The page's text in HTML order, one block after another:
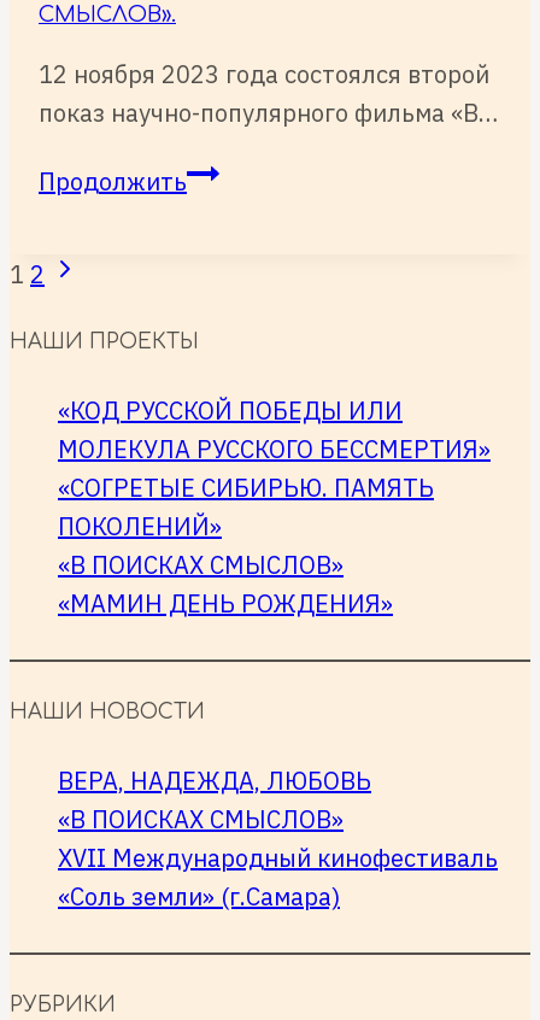
СМЫСЛОВ».
12 ноября 2023 года состоялся второй
показ научно-популярного фильма «В…
Продолжить12
состоялся
показ
научно-
популярного
фильма
«В
поисках
НАВИГАЦИЯ
СТРАНИЦАМ
1 2 Следующая
НАШИ ПРОЕКТЫ
«КОД РУССКОЙ ПОБЕДЫ ИЛИ
МОЛЕКУЛА РУССКОГО БЕССМЕРТИЯ»
«СОГРЕТЫЕ СИБИРЬЮ. ПАМЯТЬ
ПОКОЛЕНИЙ»
«В ПОИСКАХ СМЫСЛОВ»
«МАМИН ДЕНЬ РОЖДЕНИЯ»
НАШИ НОВОСТИ
ВЕРА, НАДЕЖДА, ЛЮБОВЬ
«В ПОИСКАХ СМЫСЛОВ»
XVII Международный кинофестиваль
«Соль земли» (г.Самара)
РУБРИКИ